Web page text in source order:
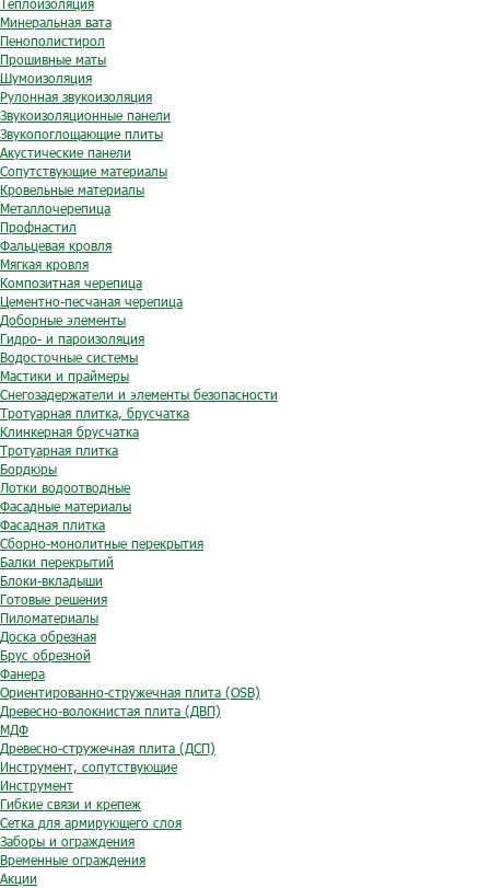
Теплоизоляция
Минеральная вата
Пенополистирол
Прошивные маты
Шумоизоляция
Рулонная звукоизоляция
Звукоизоляционные панели
Звукопоглощающие плиты
Акустические панели
Сопутствующие материалы
Кровельные материалы
Металлочерепица
Профнастил
Фальцевая кровля
Мягкая кровля
Композитная черепица
Цементно-песчаная черепица
Доборные элементы
Гидро- и пароизоляция
Водосточные системы
Мастики и праймеры
Снегозадержатели и элементы безопасности
Тротуарная плитка, брусчатка
Клинкерная брусчатка
Тротуарная плитка
Бордюры
Лотки водоотводные
Фасадные материалы
Фасадная плитка
Сборно-монолитные перекрытия
Балки перекрытий
Блоки-вкладыши
Готовые решения
Пиломатериалы
Доска обрезная
Брус обрезной
Фанера
Ориентированно-стружечная плита (OSB)
Древесно-волокнистая плита (ДВП)
МДФ
Древесно-стружечная плита (ДСП)
Инструмент, сопутствующие
Инструмент
Гибкие связи и крепеж
Сетка для армирующего слоя
Заборы и ограждения
Временные ограждения
Акции